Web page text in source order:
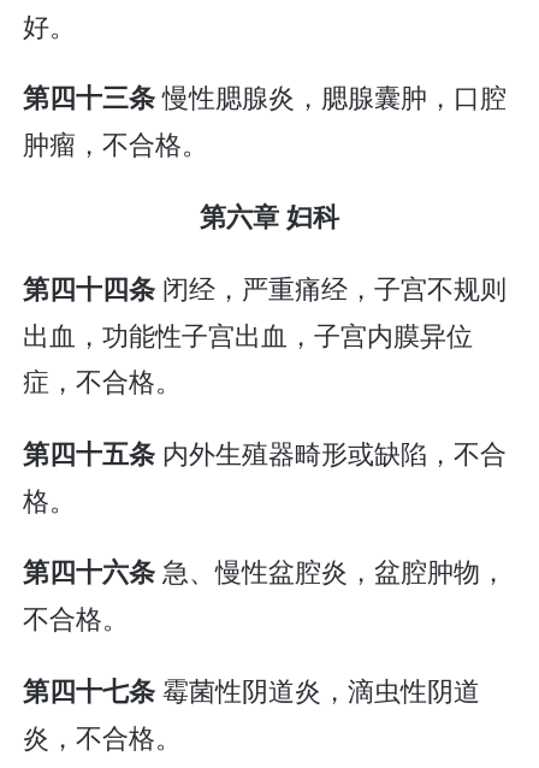
好。
第四十三条慢性腮腺炎，腮腺囊肿，口腔
肿瘤，不合格。
第六章 妇科
第四十四条 闭经，严重痛经，子宫不规则
出血，功能性子宫出血，子宫内膜异位
症，不合格。
第四十五条 内外生殖器畸形或缺陷，不合
格。
第四十六条急、慢性盆腔炎，盆腔肿物，
不合格。
第四十七条霉菌性阴道炎，滴虫性阴道
炎，不合格。